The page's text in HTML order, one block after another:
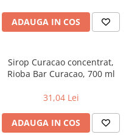
ADAUGA IN COS
Sirop Curacao concentrat,
Rioba Bar Curacao, 700 ml
31,04 Lei
ADAUGA IN COS